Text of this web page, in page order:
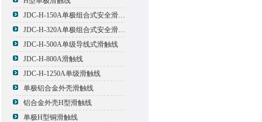
JDC-H-150A单极组合式安全滑触线
JDC-H-320A单极组合式安全滑触线
JDC-H-500A单级导线式滑触线
JDC-H-800A滑触线
JDC-H-1250A单级滑触线
单极铝合金外壳滑触线
铝合金外壳H型滑触线
单极H型铜滑触线